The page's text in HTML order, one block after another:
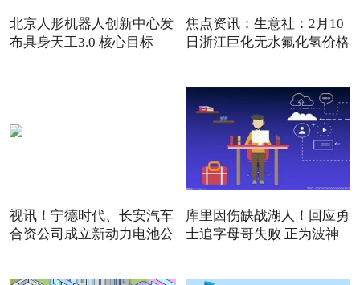
北京人形机器人创新中心发
布具身天工3.0 核心目标
焦点资讯：生意社：2月10
日浙江巨化无水氟化氢价格
视讯！宁德时代、长安汽车
合资公司成立新动力电池公
库里因伤缺战湖人！回应勇
士追字母哥失败 正为波神